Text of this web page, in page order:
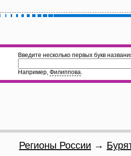
Введите несколько первых букв
Например, Филиппова.
Регионы России →